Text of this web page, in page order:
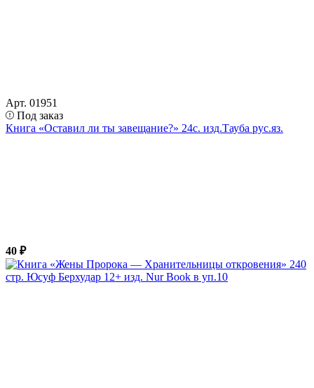
Арт. 01951
Под заказ
Книга «Оставил ли ты завещание?» 24с. изд.Тауба рус.яз.
40 ₽